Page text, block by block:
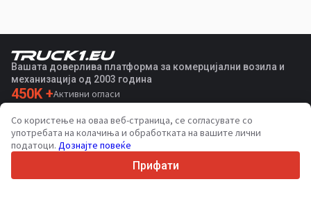
Вашата доверлива платформа за комерцијални возила и
механизација од 2003 година
450K +Активни огласи
36Поддржани јазици
4.7/5
Со користење на оваа веб-страница, се согласувате со
употребата на колачиња и обработката на вашите лични
податоци. Дознајте повеќе
Прифати